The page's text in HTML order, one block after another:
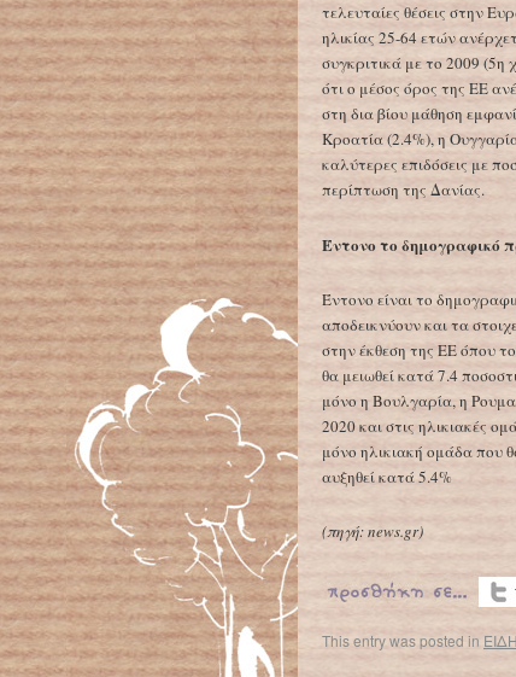
τελευταίες θέσεις στην
ηλικίας 25-64 ετών
συγκριτικά με το 2009
ότι ο μέσος όρος της ΕΕ
στη δια βίου μάθηση
Κροατία (2.4%), η
καλύτερες επιδόσεις με
περίπτωση της Δανίας.
Έντονο το δημογραφικό
Έντονο είναι το
αποδεικνύουν και τα
στην έκθεση της ΕΕ όπου
θα μειωθεί κατά 7.4
μόνο η Βουλγαρία, η
2020 και στις ηλικιακές
μόνο ηλικιακή ομάδα που
αυξηθεί κατά 5.4%
(πηγή:news.gr)
This entry was posted in
Η Αρκτική «χτύπησε» την υψηλότερη θερμοκρασία των τελευταίων 120.000 χρόνων!